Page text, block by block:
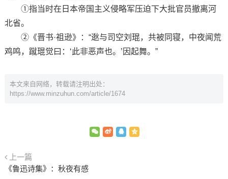
①指当时在日本帝国主义侵略军压迫下大批官员撤离河
北省。
②《晋书·祖逊》：“逖与司空刘琨，共被同寝，中夜闻荒
鸡鸣，蹴琨觉曰：‘此非恶声也。’因起舞。”
本文来自网络，转载请注明出处：
https://www.minzuhun.com/article/1674
上一篇
《鲁迅诗集》：秋夜有感